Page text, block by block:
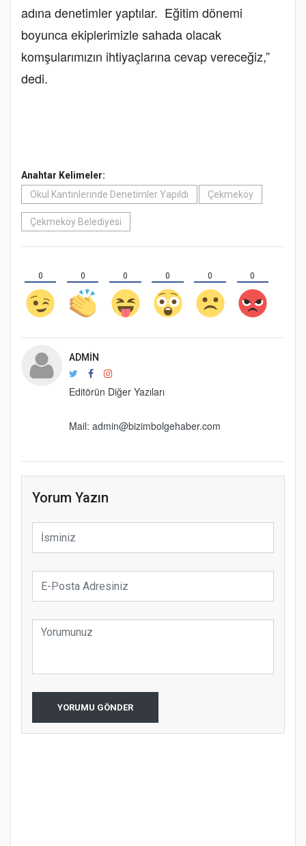
adına denetimler yaptılar. Eğitim dönemi
boyunca ekiplerimizle sahada olacak
komşularımızın ihtiyaçlarına cevap vereceğiz,”
dedi.
Anahtar Kelimeler:
Okul Kantinlerinde Denetimler Yapıldı
Çekmeköy
Çekmeköy Belediyesi
0 0 0 0 0 0
ADMIN
Editörün Diğer Yazıları
Mail: admin@bizimbolgehaber.com
Yorum Yazın
YORUMU GÖNDER